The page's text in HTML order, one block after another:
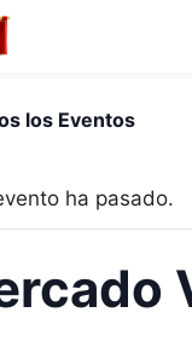
los Eventos
ha pasado.